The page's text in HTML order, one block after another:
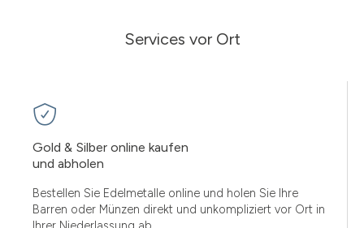
Services vor Ort
Gold & Silber online kaufen
und abholen
Bestellen Sie Edelmetalle online und holen Sie Ihre
Barren oder Münzen direkt und unkompliziert vor Ort in